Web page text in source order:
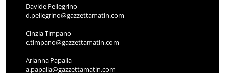
Davide Pellegrino
d.pellegrino@gazzettamatin.com
Cinzia Timpano
c.timpano@gazzettamatin.com
Arianna Papalia
a.papalia@gazzettamatin.com